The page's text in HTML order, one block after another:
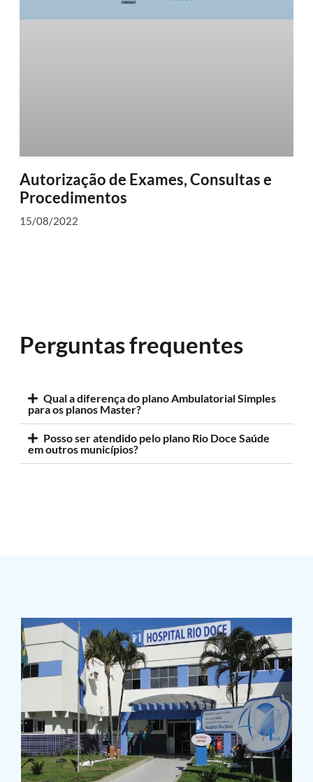
Autorização de Exames, Consultas e
Procedimentos
15/08/2022
Perguntas frequentes
Qual a diferença do plano Ambulatorial Simples
para os planos Master?
Posso ser atendido pelo plano Rio Doce Saúde
em outros municípios?